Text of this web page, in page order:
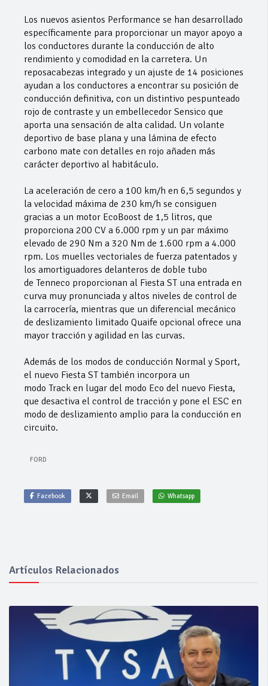
Los nuevos asientos Performance se han desarrollado
específicamente para proporcionar un mayor apoyo a
los conductores durante la conducción de alto
rendimiento y comodidad en la carretera. Un
reposacabezas integrado y un ajuste de 14 posiciones
ayudan a los conductores a encontrar su posición de
conducción definitiva, con un distintivo pespunteado
rojo de contraste y un embellecedor Sensico que
aporta una sensación de alta calidad. Un volante
deportivo de base plana y una lámina de efecto
carbono mate con detalles en rojo añaden más
carácter deportivo al habitáculo.
La aceleración de cero a 100 km/h en 6,5 segundos y
la velocidad máxima de 230 km/h se consiguen
gracias a un motor EcoBoost de 1,5 litros, que
proporciona 200 CV a 6.000 rpm y un par máximo
elevado de 290 Nm a 320 Nm de 1.600 rpm a 4.000
rpm. Los muelles vectoriales de fuerza patentados y
los amortiguadores delanteros de doble tubo
de Tenneco proporcionan al Fiesta ST una entrada en
curva muy pronunciada y altos niveles de control de
la carrocería, mientras que un diferencial mecánico
de deslizamiento limitado Quaife opcional ofrece una
mayor tracción y agilidad en las curvas.
Además de los modos de conducción Normal y Sport,
el nuevo Fiesta ST también incorpora un
modo Track en lugar del modo Eco del nuevo Fiesta,
que desactiva el control de tracción y pone el ESC en
modo de deslizamiento amplio para la conducción en
circuito.
FORD
Facebook Email Whatsapp
Artículos Relacionados